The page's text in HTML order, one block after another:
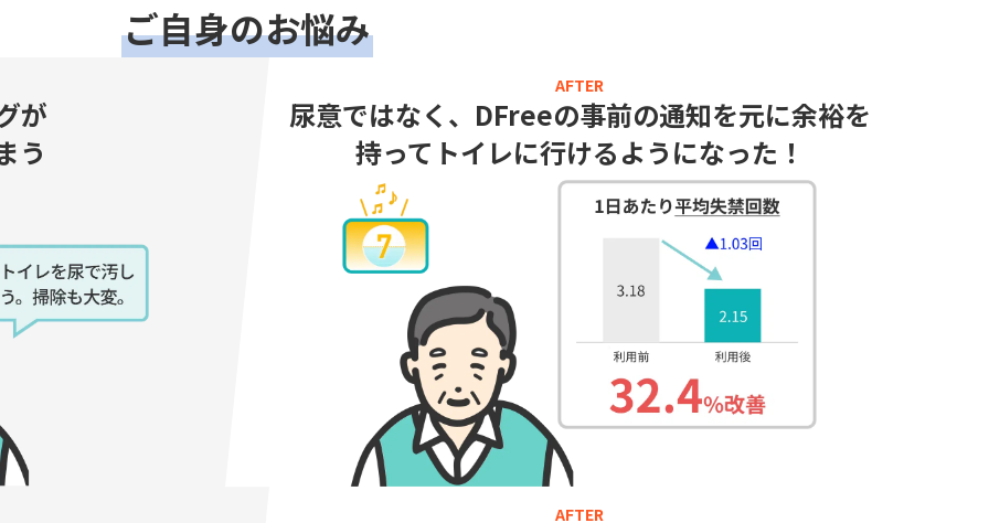
ご自身のお悩み
が
う
尿意ではなく、DFreeの事前の通知を元に余裕を
持ってトイレに行けるようになった！